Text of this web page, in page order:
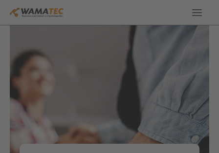
Ausstellung
Angebote
Über uns